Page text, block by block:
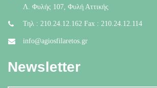
Λ. Φυλής 107, Φυλή Αττικής
Τηλ : 210.24.12.162 Fax : 210.24.12.114
info@agiosfilaretos.gr
Newsletter